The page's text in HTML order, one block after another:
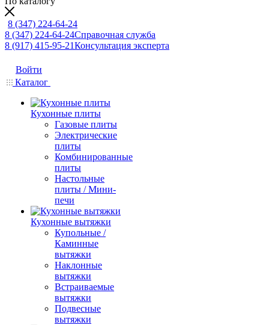
8 (347) 224-64-24
8 (347) 224-64-24Справочная служба
8 (917) 415-95-21Консультация эксперта
Войти
Каталог
Кухонные плиты
Газовые плиты
Электрические
плиты
Комбинированные
плиты
Настольные
плиты / Мини-
печи
Кухонные вытяжки
Купольные /
Каминные
вытяжки
Наклонные
вытяжки
Встраиваемые
вытяжки
Подвесные
вытяжки